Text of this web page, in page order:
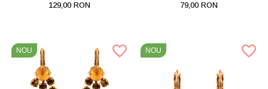
129,00 RON 79,00 RON
NOU NOU